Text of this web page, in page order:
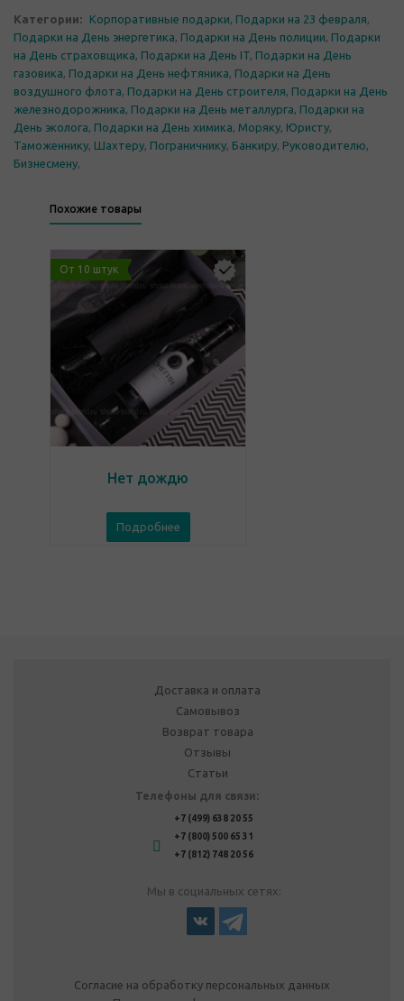
Категории: Корпоративные подарки, Подарки на 23 февраля,
Подарки на День энергетика, Подарки на День полиции, Подарки
на День страховщика, Подарки на День IT, Подарки на День
газовика, Подарки на День нефтяника, Подарки на День
воздушного флота, Подарки на День строителя, Подарки на День
железнодорожника, Подарки на День металлурга, Подарки на
День эколога, Подарки на День химика, Моряку, Юристу,
Таможеннику, Шахтеру, Пограничнику, Банкиру, Руководителю,
Бизнесмену,
Похожие товары
От 10 штук
Нет дождю
Подробнее
Доставка и оплата
Самовывоз
Возврат товара
Отзывы
Статьи
Телефоны для связи:
+7 (499) 638 20 55
+7 (800) 500 65 31
+7 (812) 748 20 56
Мы в социальных сетях:
Согласие на обработку персональных данных